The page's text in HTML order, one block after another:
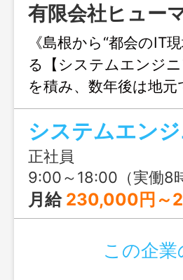
有限会社ヒュー
《島根から“都会のIT
る【システムエンジ
を積み、数年後は地
い」「いつか島根に
います。
システムエンジ
正社員
9:00～18:00（実働8
月給 230,000円～
この企